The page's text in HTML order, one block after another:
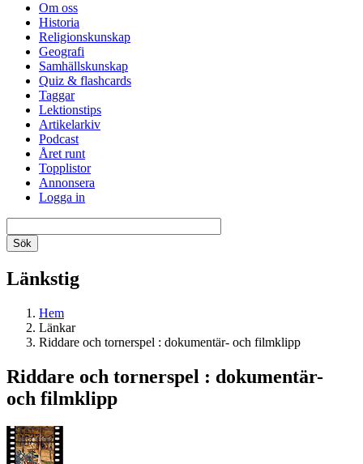
Om oss
Historia
Religionskunskap
Geografi
Samhällskunskap
Quiz & flashcards
Taggar
Lektionstips
Artikelarkiv
Podcast
Året runt
Topplistor
Annonsera
Logga in
Länkstig
Hem
Länkar
Riddare och tornerspel : dokumentär- och filmklipp
Riddare och tornerspel : dokumentär-
och filmklipp